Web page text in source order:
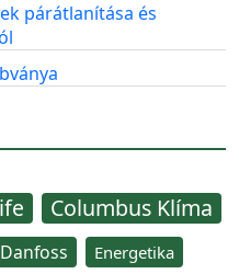
párátlanítása és
Columbus Klíma
Danfoss Energetika